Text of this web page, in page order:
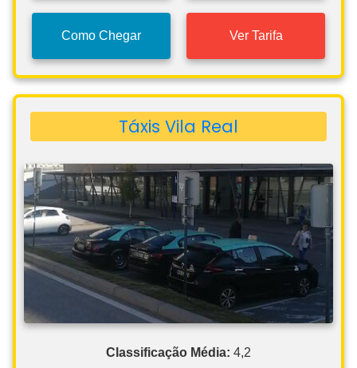
Como Chegar Ver Tarifa
Táxis Vila Real
Classificação Média: 4,2